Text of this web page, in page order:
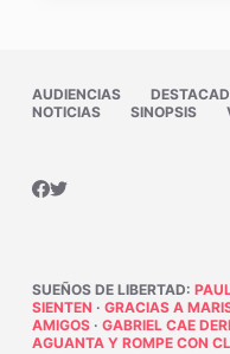
AUDIENCIAS
NOTICIAS
SINOPSIS
SUEÑOS DE LIBERTAD:
SIENTEN · GRACIAS A
AMIGOS· GABRIEL CAE
AGUANTA Y ROMPE CON